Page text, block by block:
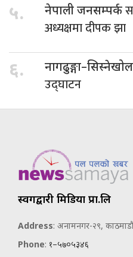
५. नेपाली जनसम्पर्क
अध्यक्षमा दीपक झा
६.
उद्घाटन
स्वर्गद्वारी मिडिया प्रा.लि
Address: अनामनगर-२९,
Phone: १–५७०५३४६